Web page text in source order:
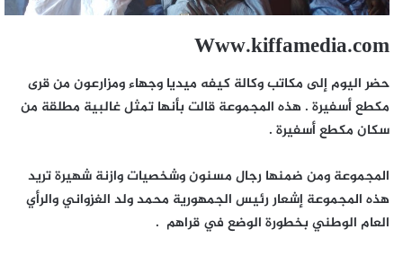
Www.kiffamedia.com
حضر اليوم إلى مكاتب وكالة كيفه ميديا وجهاء ومزارعون من قرى
مكطع أسفيرة . هذه المجموعة قالت بأنها تمثل غالبية مطلقة من
سكان مكطع أسفيرة .
المجموعة ومن ضمنها رجال مسنون وشخصيات وازنة شهيرة تريد
هذه المجموعة إشعار رئيس الجمهورية محمد ولد الغزواني والرأي
العام الوطني بخطورة الوضع في قراهم .